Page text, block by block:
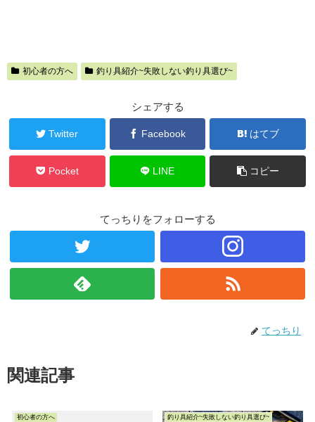
初心者の方へ 釣り具紹介~失敗しない釣り具選び~
シェアする
Twitter Facebook はてブ
Pocket LINE コピー
てっちりをフォローする
てっちり
関連記事
初心者の方へ 釣り具紹介~失敗しない釣り具選び~